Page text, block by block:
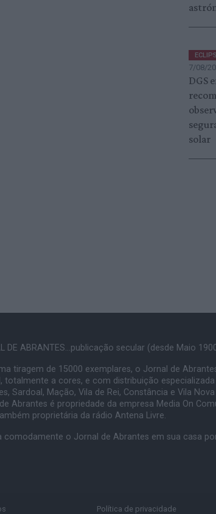
7/08/
DGS
solar
DE ABRANTES...publicação secular (desde Maio
tiragem de 15000 exemplares, o Jornal de
totalmente a cores, e com distribuição
Sardoal, Mação, Vila de Rei, Constância e Vila
Abrantes é propriedade da empresa Media On
proprietária da rádio Antena Livre.
comodamente o Jornal de Abrantes em sua casa
Política de privacidade